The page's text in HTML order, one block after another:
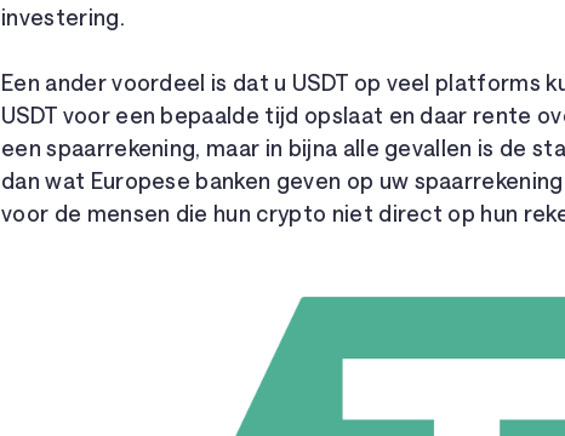
investering.
Een ander voordeel is dat u USDT op veel platforms
USDT voor een bepaalde tijd opslaat en daar rente
een spaarrekening, maar in bijna alle gevallen is de
dan wat Europese banken geven op uw
voor de mensen die hun crypto niet direct op hun